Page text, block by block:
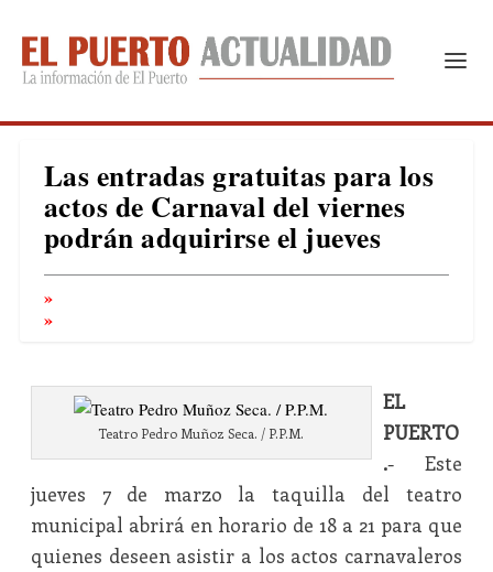
Las entradas gratuitas para los
actos de Carnaval del viernes
podrán adquirirse el jueves
Teatro Pedro Muñoz Seca. / P.P.M.
EL
PUERTO
.- Este
jueves 7 de marzo la taquilla del teatro
municipal abrirá en horario de 18 a 21 para que
quienes deseen asistir a los actos carnavaleros